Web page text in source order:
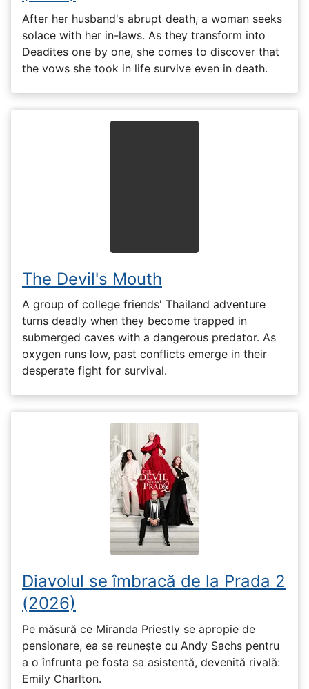
After her husband's abrupt death, a woman seeks
solace with her in-laws. As they transform into
Deadites one by one, she comes to discover that
the vows she took in life survive even in death.
The Devil's Mouth
A group of college friends' Thailand adventure
turns deadly when they become trapped in
submerged caves with a dangerous predator. As
oxygen runs low, past conflicts emerge in their
desperate fight for survival.
Diavolul se îmbracă de la Prada 2
(2026)
Pe măsură ce Miranda Priestly se apropie de
pensionare, ea se reunește cu Andy Sachs pentru
a o înfrunta pe fosta sa asistentă, devenită rivală:
Emily Charlton.